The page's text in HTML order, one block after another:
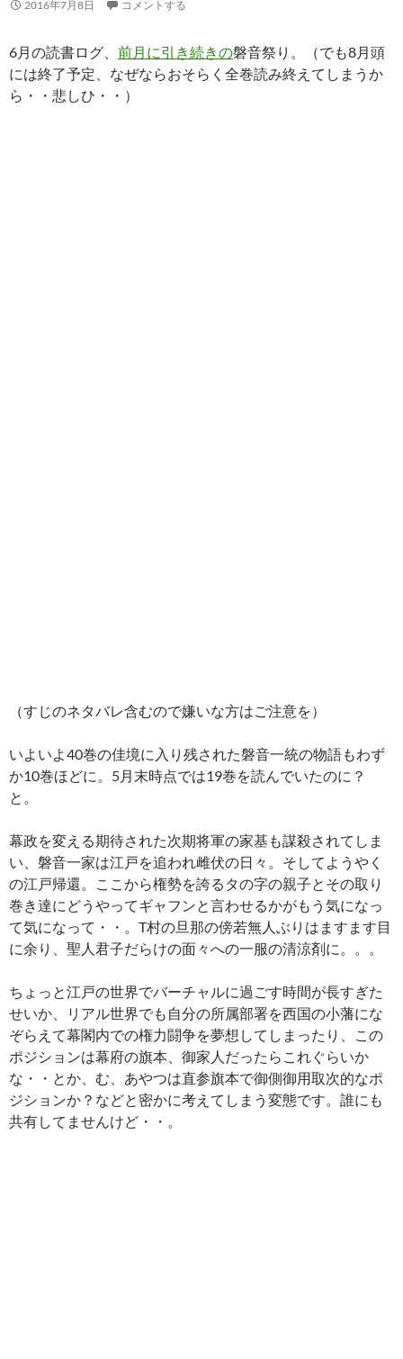
2016年7月8日 コメントする
6月の読書ログ、 前月に引き続きの磐音祭り。（でも8月頭
には終了予定、なぜならおそらく全巻読み終えてしまうか
ら・・悲しひ・・）
（すじのネタバレ含むので嫌いな方はご注意を）
いよいよ40巻の佳境に入り残された磐音一統の物語もわず
か10巻ほどに。5月末時点では19巻を読んでいたのに？
と。
幕政を変える期待された次期将軍の家基も謀殺されてしま
い、磐音一家は江戸を追われ雌伏の日々。そしてようやく
の江戸帰還。ここから権勢を誇るタの字の親子とその取り
巻き達にどうやってギャフンと言わせるかがもう気になっ
て気になって・・。T村の旦那の傍若無人ぶりはますます目
に余り、聖人君子だらけの面々への一服の清涼剤に。。。
ちょっと江戸の世界でバーチャルに過ごす時間が長すぎた
せいか、リアル世界でも自分の所属部署を西国の小藩にな
ぞらえて幕閣内での権力闘争を夢想してしまったり、この
ポジションは幕府の旗本、御家人だったらこれぐらいか
な・・とか、む、あやつは直参旗本で御側御用取次的なポ
ジションか？などと密かに考えてしまう変態です。誰にも
共有してませんけど・・。